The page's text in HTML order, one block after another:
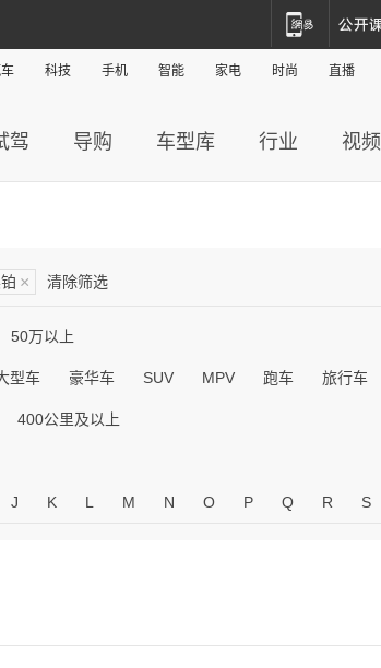
科技 手机 智能 家电 时尚 直播
驾 导购 车型库 行业 视频
× 清除筛选
50万以上
型车 豪华车 SUV MPV 跑车 旅行车
400公里及以上
J K L M N O P Q R S